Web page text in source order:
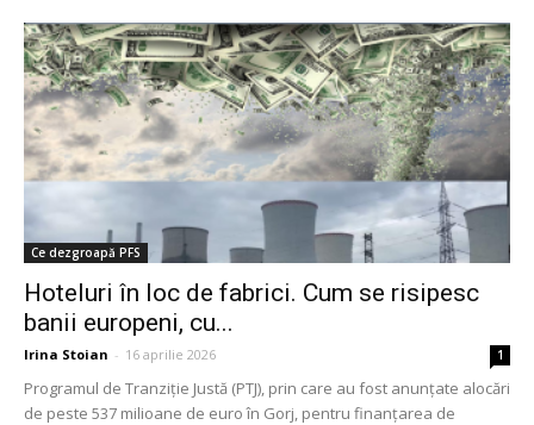
Ce dezgroapă PFS
Hoteluri în loc de fabrici. Cum se risipesc
banii europeni, cu...
Irina Stoian - 16 aprilie 2026 1
Programul de Tranziție Justă (PTJ), prin care au fost anunțate alocări
de peste 537 milioane de euro în Gorj, pentru finanțarea de